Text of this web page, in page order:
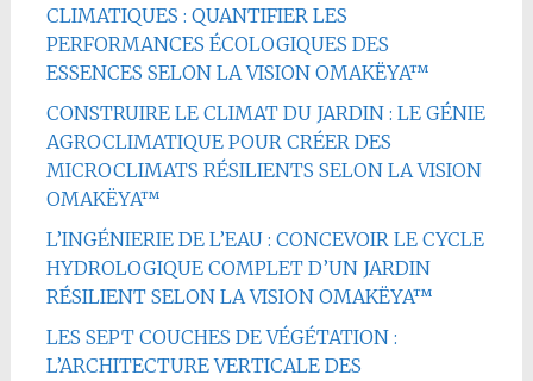
CLIMATIQUES : QUANTIFIER LES
PERFORMANCES ÉCOLOGIQUES DES
ESSENCES SELON LA VISION OMAKËYA™
CONSTRUIRE LE CLIMAT DU JARDIN : LE GÉNIE
AGROCLIMATIQUE POUR CRÉER DES
MICROCLIMATS RÉSILIENTS SELON LA VISION
OMAKËYA™
L’INGÉNIERIE DE L’EAU : CONCEVOIR LE CYCLE
HYDROLOGIQUE COMPLET D’UN JARDIN
RÉSILIENT SELON LA VISION OMAKËYA™
LES SEPT COUCHES DE VÉGÉTATION :
L’ARCHITECTURE VERTICALE DES